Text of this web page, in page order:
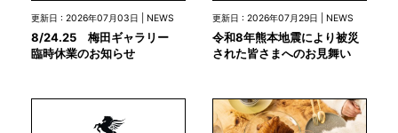
更新日 : 2026年07月03日 | NEWS
8/24.25 梅田ギャラリー
臨時休業のお知らせ
更新日 : 2026年07月29日 | NEWS
令和8年熊本地震により被災
された皆さまへのお見舞い